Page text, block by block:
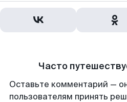
Часто
Оставьте комментарий —
пользователям принять